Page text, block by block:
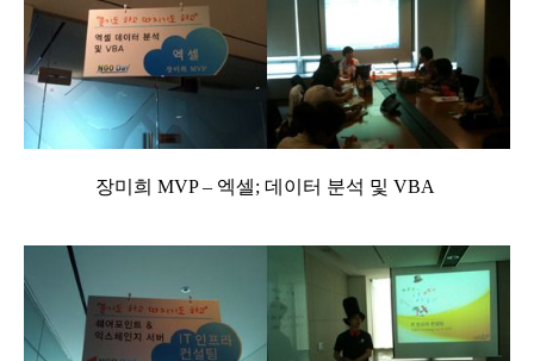
장미희 MVP – 엑셀; 데이터 분석 및 VBA